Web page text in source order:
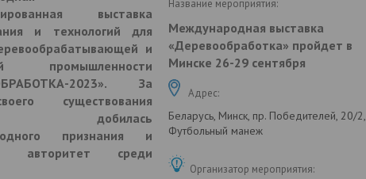
Название мероприятия:
Международная выставка
«Деревообработка» пройдет в
Минске 26-29 сентября
Адрес:
Беларусь, Минск, пр. Победителей, 20/2,
Футбольный манеж
Организатор мероприятия:
выставка
и технологий для
и
промышленности
2023». За
существования
добилась
признания и
авторитет среди